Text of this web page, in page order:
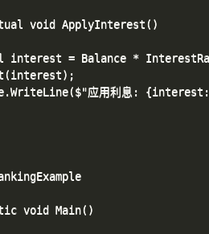
void ApplyInterest()
interest = Balance *
应用利息:
void Main()